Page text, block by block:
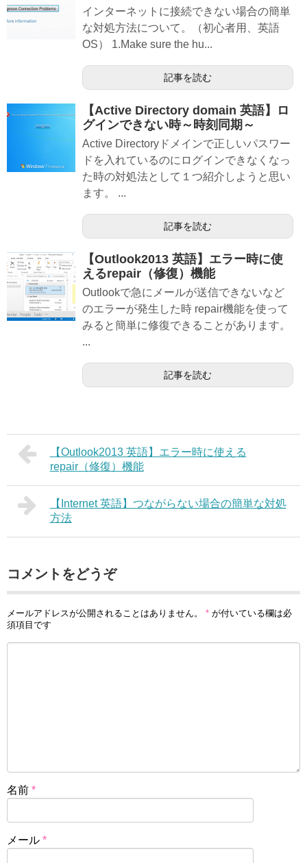
インターネットに接続できない場合の簡単
な対処方法について。（初心者用、英語
OS） 1.Make sure the hu...
記事を読む
【Active Directory domain 英語】ロ
グインできない時～時刻同期～
Active Directoryドメインで正しいパスワー
ドを入れているのにログインできなくなっ
た時の対処法として１つ紹介しようと思い
ます。 ...
記事を読む
【Outlook2013 英語】エラー時に使
えるrepair（修復）機能
Outlookで急にメールが送信できないなど
のエラーが発生した時 repair機能を使って
みると簡単に修復できることがあります。
...
記事を読む
【Outlook2013 英語】エラー時に使える
repair（修復）機能
【Internet 英語】つながらない場合の簡単な対処
方法
コメントをどうぞ
メールアドレスが公開されることはありません。 * が付いている欄は必
須項目です
名前 *
メール *